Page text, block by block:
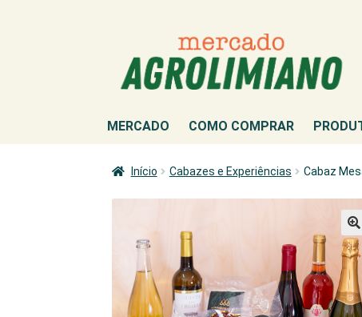
para
para
MERCADO COMO COMPRAR
Início Cabazes e Experiências Cabaz